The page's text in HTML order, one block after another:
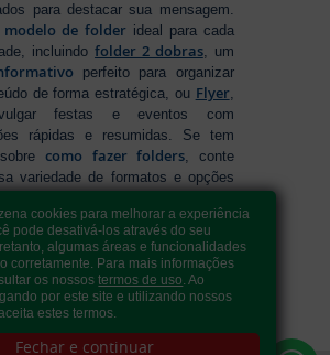
para destacar sua mensagem.
modelo de folder ideal para cada
incluindofolder 2 dobras, um
perfeito para organizar
de forma estratégica, ou Flyer,
festas e eventos com
rápidas e resumidas. Se tem
sobrecomo fazer folders, conte
variedade de formatos e opções
Produção ágil, entrega rápida e
garantida para levar sua
a outro nível!
cookies para melhorar a experiência
pode desativá-los através do seu
algumas áreas e funcionalidades
corretamente. Para mais informações
os nossostermos de uso. Ao
por este site e utilizando nossos
estes termos.
Fechar e continuar